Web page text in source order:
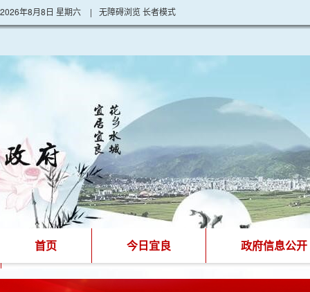
2026年8月8日 星期六 | 无障碍浏览长者模式
首页 今日宜良 政府信息公开